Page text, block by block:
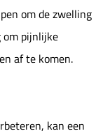
om de zwelling
om pijnlijke
af te komen.
kan een